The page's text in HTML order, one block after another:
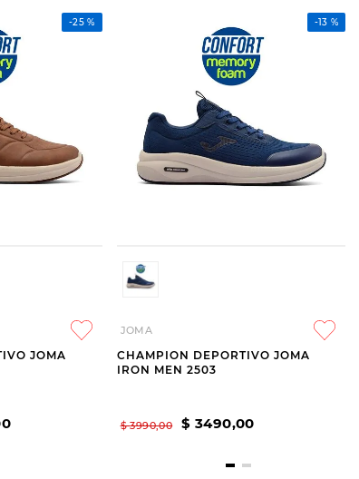
-25 %
JOMA
-13 %
JOMA
CHAMPION DEPORTIVO JOMA
IRON MEN 2503
$ 3990,00 $ 3490,00